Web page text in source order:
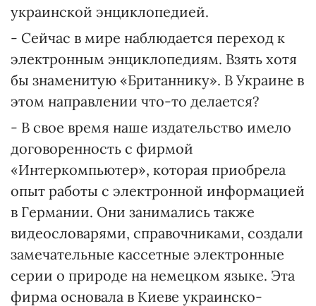
украинской энциклопедией.
- Сейчас в мире наблюдается переход к
электронным энциклопедиям. Взять хотя
бы знаменитую «Британнику». В Украине в
этом направлении что-то делается?
- В свое время наше издательство имело
договоренность с фирмой
«Интеркомпьютер», которая приобрела
опыт работы с электронной информацией
в Германии. Они занимались также
видеословарями, справочниками, создали
замечательные кассетные электронные
серии о природе на немецком языке. Эта
фирма основала в Киеве украинско-